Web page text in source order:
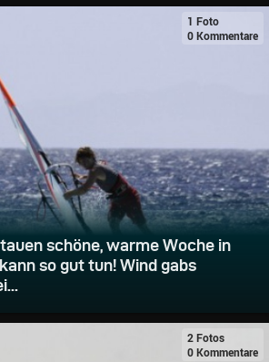
1 Foto
0 Kommentare
schöne, warme Woche in
so gut tun! Wind gabs
2 Fotos
0 Kommentare